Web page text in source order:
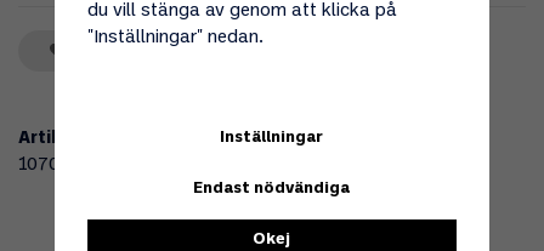
Spara som favorit
Artikelnummer:
107049
du vill stänga av genom att klicka på
"Inställningar" nedan.
Inställningar
Endast nödvändiga
Okej